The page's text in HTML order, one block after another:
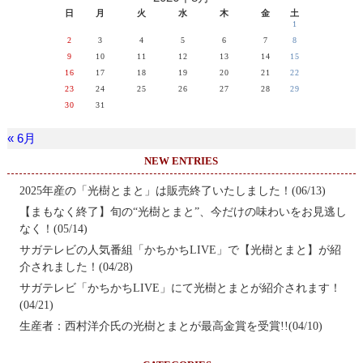
日 月 火 水 木 金 土
1
2
3 4 5 6 7
8
9
10 11 12 13 14
15
16
17 18 19 20 21
22
23
24 25 26 27 28
29
30
31
« 6月
NEW ENTRIES
2025年産の「光樹とまと」は販売終了いたしました！(06/13)
【まもなく終了】旬の“光樹とまと”、今だけの味わいをお見逃し
なく！(05/14)
サガテレビの人気番組「かちかちLIVE」で【光樹とまと】が紹
介されました！(04/28)
サガテレビ「かちかちLIVE」にて光樹とまとが紹介されます！
(04/21)
生産者：西村洋介氏の光樹とまとが最高金賞を受賞!!(04/10)